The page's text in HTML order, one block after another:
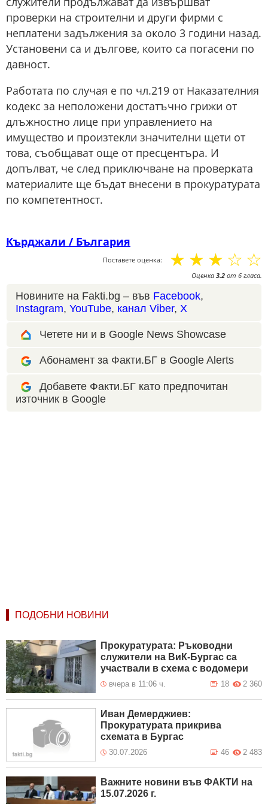
проверки на строителни и други фирми с
неплатени задължения за около 3 години назад.
Установени са и дългове, които са погасени по
давност.
Работата по случая е по чл.219 от Наказателния
кодекс за неположени достатъчно грижи от
длъжностно лице при управлението на
имущество и произтекли значителни щети от
това, съобщават още от пресцентъра. И
допълват, че след приключване на проверката
материалите ще бъдат внесени в прокуратурата
по компетентност.
Кърджали / България
Поставете оценка: ☆
☆
☆
☆
☆
Оценка 3.2 от 6 гласа.
Новините на Fakti.bg – във Facebook,
Instagram, YouTube, канал Viber, X
Четете ни и в Google News Showcase
Абонамент за Факти.БГ в Google Alerts
Добавете Факти.БГ като предпочитан
източник в Google
ПОДОБНИ НОВИНИ
Прокуратурата: Ръководни
служители на ВиК-Бургас са
участвали в схема с водомери
вчера в 11:06 ч. 2 360
18
Иван Демерджиев:
Прокуратурата прикрива
схемата в Бургас
30.07.2026 2 483
46
Важните новини във ФАКТИ на
15.07.2026 г.